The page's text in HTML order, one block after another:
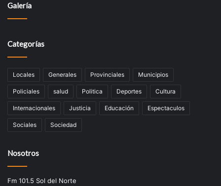
Galería
Categorías
Locales Generales Provinciales Municipios
Policiales salud Politica Deportes Cultura
Internacionales Justicia Educación Espectaculos
Sociales Sociedad
Nosotros
Fm 101.5 Sol del Norte